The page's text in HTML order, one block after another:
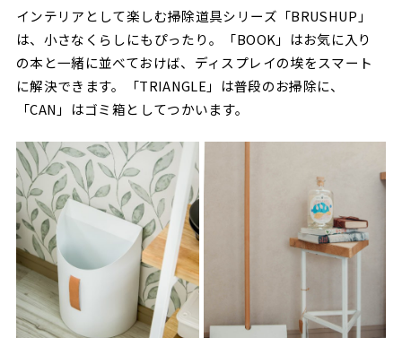
インテリアとして楽しむ掃除道具シリーズ「BRUSHUP」
は、小さなくらしにもぴったり。「BOOK」はお気に入り
の本と一緒に並べておけば、ディスプレイの埃をスマート
に解決できます。「TRIANGLE」は普段のお掃除に、
「CAN」はゴミ箱としてつかいます。